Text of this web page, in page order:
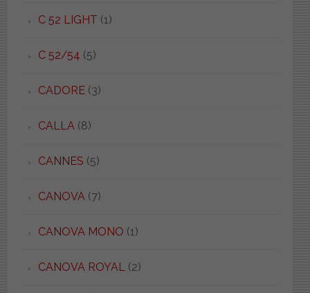
C 52 LIGHT (1)
C 52/54 (5)
CADORE(3)
CALLA(8)
CANNES (5)
CANOVA(7)
CANOVA MONO (1)
CANOVA ROYAL(2)